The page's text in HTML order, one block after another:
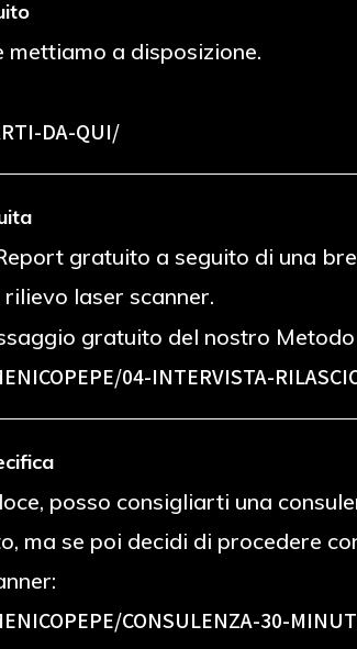
a disposizione.
DA-QUI/
gratuito a seguito di una
laser scanner.
gratuito del nostro
04-INTERVISTA-
posso consigliarti una
ma se poi decidi di procedere
CONSULENZA-30-